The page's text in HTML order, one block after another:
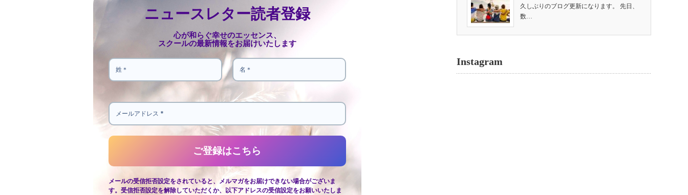
ニュースレター読者登録
心が和らぐ幸せのエッセンス、
スクールの最新情報をお届けいたします
メールの受信拒否設定をされていると、メルマガをお届けできない場合がございま
す。受信拒否設定を解除していただくか、以下アドレスの受信設定をお願いいたしま
久しぶりのブログ更新になります。 先日、
数…
Instagram